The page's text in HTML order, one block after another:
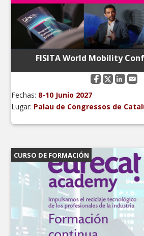
FISITA World Mobility
Fechas: 8-10 Junio 2027
Lugar: Palau de Congressos de
CURSO DE FORMACIÓN